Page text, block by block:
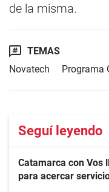
de la misma.
TEMAS
Novatech
Programa
Seguí leyendo
Catamarca con Vos
para acercar